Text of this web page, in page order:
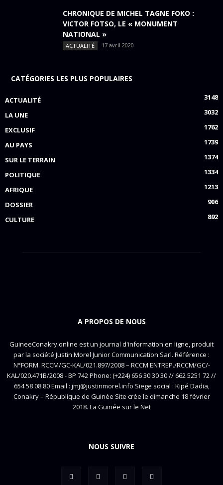
CHRONIQUE DE MICHEL TAGNE FOKO :
VICTOR FOTSO, LE « MONUMENT
NATIONAL »
ACTUALITÉ 17 avril 2020
CATÉGORIES LES PLUS POPULAIRES
ACTUALITÉ
3148
LA UNE
3032
EXCLUSIF
1762
AU PAYS
1739
SUR LE TERRAIN
1374
POLITIQUE
1334
AFRIQUE
1213
DOSSIER
906
CULTURE
892
A PROPOS DE NOUS
GuineeConakry.online est un journal d'information en ligne, produit
par la société Justin Morel Junior Communication Sarl. Référence :
N°FORM. RCCM/GC-KAL/021.897/2008 – RCCM ENTREP./RCCM/GC/-
KAL/020.471B/2008 - BP 742 Phone: (+224) 656 30 30 30 // 662 5251 72 //
654 58 08 80 Email : jmj@justinmorel.info Siege social : Kipé Dadia,
Conakry – République de Guinée Site crée le dimanche 18 février
2018. La Guinée sur le Net
NOUS SUIVRE